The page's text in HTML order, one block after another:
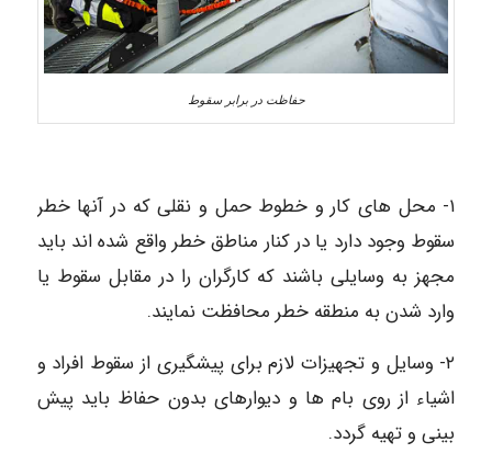
حفاظت در برابر سقوط
١- محل های کار و خطوط حمل و نقلی که در آنها خطر
سقوط وجود دارد یا در کنار مناطق خطر واقع شده اند باید
مجهز به وسایلی باشند که کارگران را در مقابل سقوط یا
وارد شدن به منطقه خطر محافظت نمایند.
٢- وسایل و تجهیزات لازم برای پیشگیری از سقوط افراد و
اشیاء از روی بام ها و دیوارهای بدون حفاظ باید پیش
بینی و تهیه گردد.